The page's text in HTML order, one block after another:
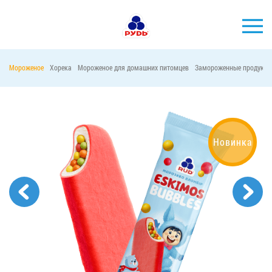
ПОТРЕБИТЕЛЯМ
АКЦИИ
ПРЕСС-ЦЕНТР
ХОРЕКА
Тендерные закупки
Контакты
Мороженое Хорека Мороженое для домашних питомцев Замороженные продукты
Новинка